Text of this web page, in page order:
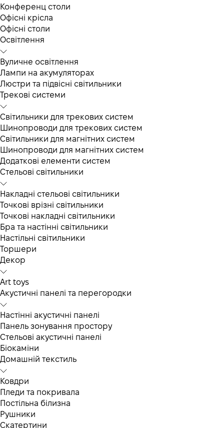
Конференц столи
Офісні крісла
Офісні столи
Освітлення
Вуличне освітлення
Лампи на акумуляторах
Люстри та підвісні світильники
Трекові системи
Світильники для трекових систем
Шинопроводи для трекових систем
Світильники для магнітних систем
Шинопроводи для магнітних систем
Додаткові елементи систем
Cтельові світильники
Накладні стельові світильники
Точкові врізні світильники
Точкові накладні світильники
Бра та настінні світильники
Настільні світильники
Торшери
Декор
Art toys
Акустичні панелі та перегородки
Настінні акустичні панелі
Панель зонування простору
Стельові акустичні панелі
Біокаміни
Домашній текстиль
Ковдри
Пледи та покривала
Постільна білизна
Рушники
Скатертини